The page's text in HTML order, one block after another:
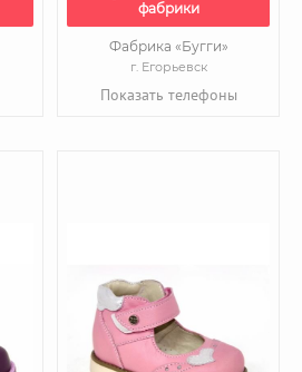
фабрики
Фабрика «Бугги»
г. Егорьевск
Показать телефоны